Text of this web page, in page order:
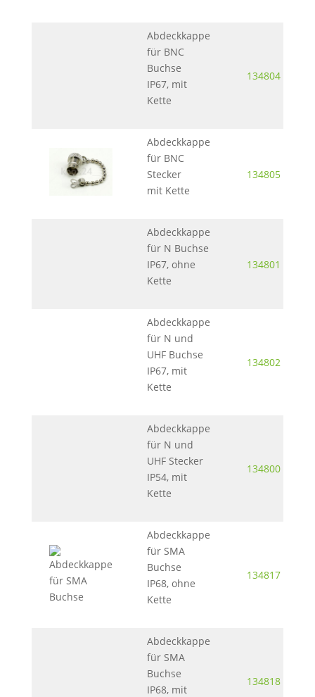
Abdeckkappe
für BNC
Buchse
IP67, mit
Kette
134804
Abdeckkappe
für BNC
Stecker
mit Kette
134805
Abdeckkappe
für N Buchse
IP67, ohne
Kette
134801
Abdeckkappe
für N und
UHF Buchse
IP67, mit
Kette
134802
Abdeckkappe
für N und
UHF Stecker
IP54, mit
Kette
134800
Abdeckkappe
für SMA
Buchse
IP68, ohne
Kette
134817
Abdeckkappe
für SMA
Buchse
IP68, mit
134818